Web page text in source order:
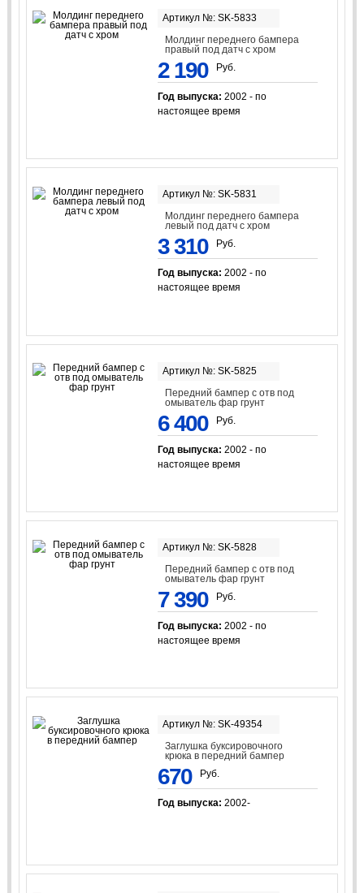
Артикул №: SK-5833
Молдинг переднего бампера
правый под датч с хром
2 190 Руб.
Год выпуска: 2002 - по
настоящее время
Артикул №: SK-5831
Молдинг переднего бампера
левый под датч с хром
3 310 Руб.
Год выпуска: 2002 - по
настоящее время
Артикул №: SK-5825
Передний бампер с отв под
омыватель фар грунт
6 400 Руб.
Год выпуска: 2002 - по
настоящее время
Артикул №: SK-5828
Передний бампер с отв под
омыватель фар грунт
7 390 Руб.
Год выпуска: 2002 - по
настоящее время
Артикул №: SK-49354
Заглушка буксировочного
крюка в передний бампер
670 Руб.
Год выпуска: 2002-